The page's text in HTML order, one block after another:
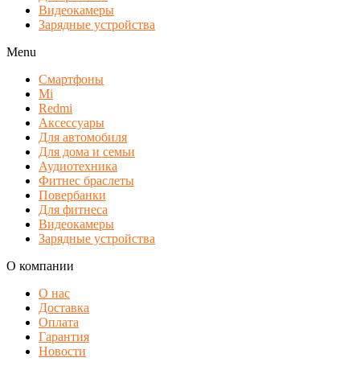
Видеокамеры
Зарядные устройства
Menu
Смартфоны
Mi
Redmi
Аксессуары
Для автомобиля
Для дома и семьи
Аудиотехника
Фитнес браслеты
Повербанки
Для фитнеса
Видеокамеры
Зарядные устройства
О компании
О нас
Доставка
Оплата
Гарантия
Новости